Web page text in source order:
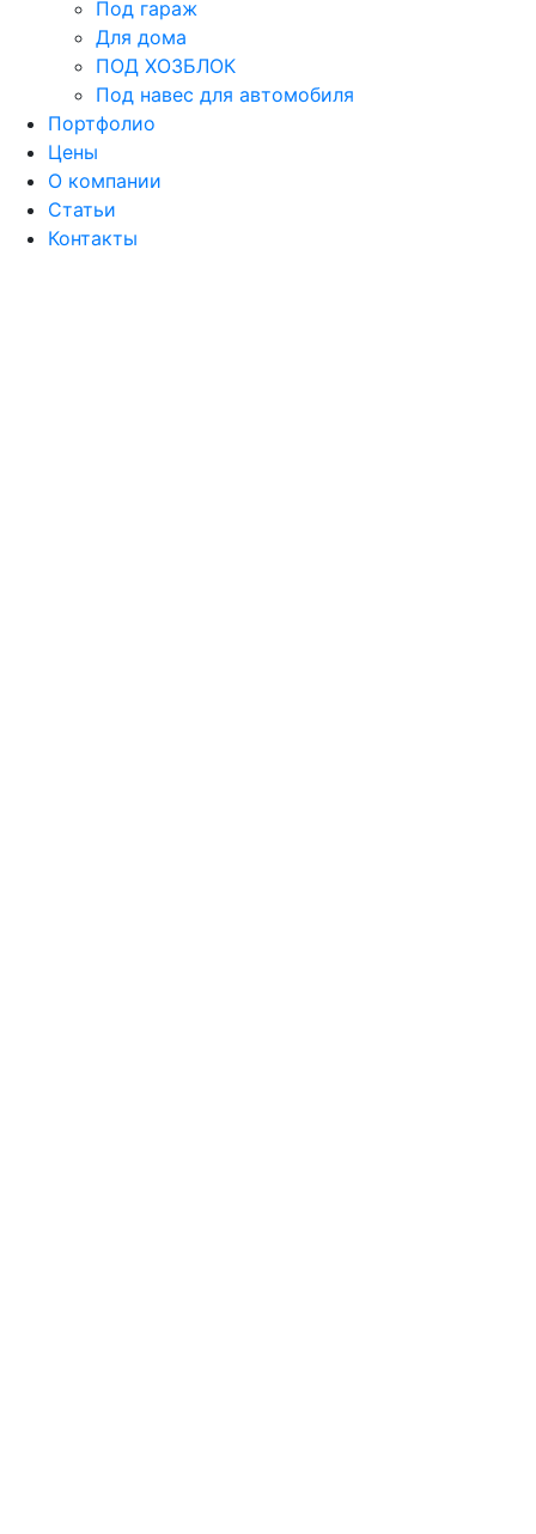
Под гараж
Для дома
ПОД ХОЗБЛОК
Под навес для автомобиля
Портфолио
Цены
О компании
Статьи
Контакты